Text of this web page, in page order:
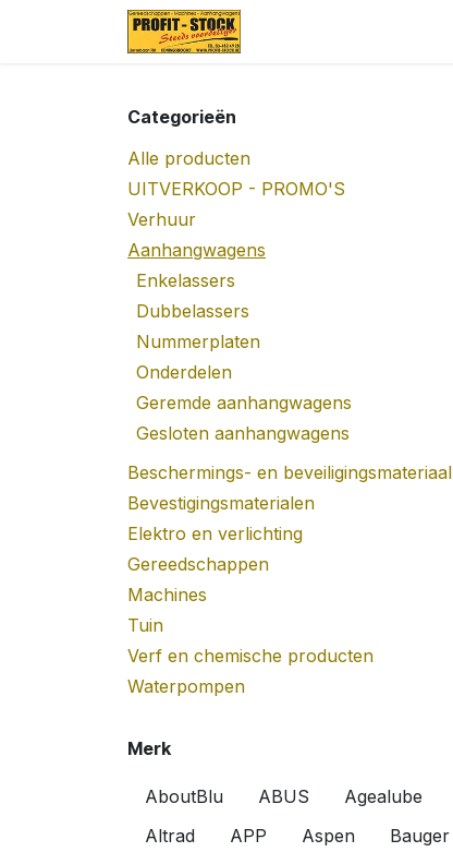
Overslaan naar inhoud
Categorieën
Alle producten
UITVERKOOP - PROMO'S
Verhuur
Aanhangwagens
Enkelassers
Dubbelassers
Nummerplaten
Onderdelen
Geremde aanhangwagens
Gesloten aanhangwagens
Beschermings- en beveiligingsmateriaal
Bevestigingsmaterialen
Elektro en verlichting
Gereedschappen
Machines
Tuin
Verf en chemische producten
Waterpompen
Merk
AboutBlu ABUS Agealube
Altrad
APP Aspen
Bauger